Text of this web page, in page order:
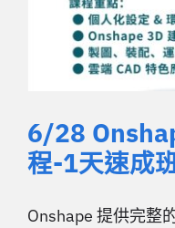
6/28
程-1天速成
Onshape 提供完整